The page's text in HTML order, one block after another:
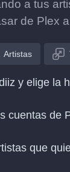
a tus
de Plex
Artistas
y elige la
cuentas de
que